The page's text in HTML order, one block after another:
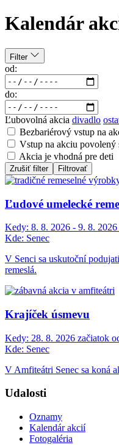
Kalendár
Filter
od:
do:
Ľubovolná akcia divadlo
Bezbariérový vstup na
Vstup na akciu povolený
Akcia je vhodná pre deti
Zrušiť filter Filtrovať
Ľudové umelecké
Kedy: 8. 8. 2026 - 9. 8.
Kde: Senec
V Senci sa uskutoční
remeslá.
Krajíček úsmevu
Kedy: 28. 8. 2026 začiatok
Kde: Senec
V Amfiteátri Senec sa koná
Udalosti
Oznamy
Kalendár akcií
Fotogaléria